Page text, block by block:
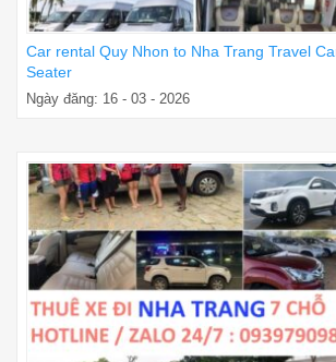
Car rental Quy Nhon to Nha Trang Travel
Seater
Ngày đăng: 16 - 03 - 2026